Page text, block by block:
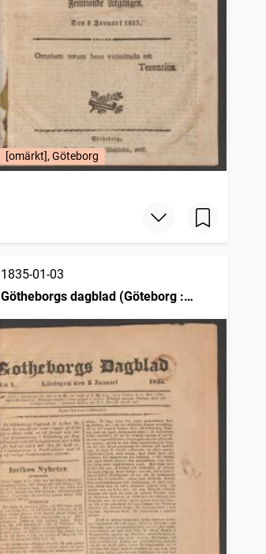
[omärkt], Göteborg
1835-01-03
Götheborgs dagblad (Göteborg :